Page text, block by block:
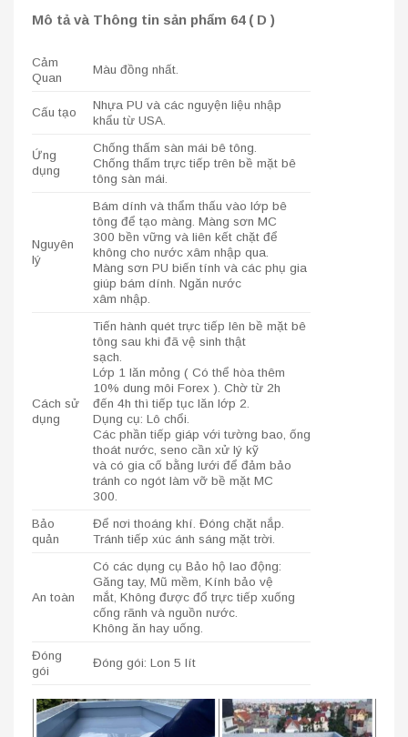
Mô tả và Thông tin sản phẩm 64 ( D )
Cảm
Quan
Màu đồng nhất.
Cấu tạo
Nhựa PU và các nguyện liệu nhập
khẩu từ USA.
Ứng
dụng
Chống thấm sàn mái bê tông.
Chống thấm trực tiếp trên bề mặt bê
tông sàn mái.
Nguyên
lý
Bám dính và thẩm thấu vào lớp bê
tông để tạo màng. Màng sơn MC
300 bền vững và liên kết chặt để
không cho nước xâm nhập qua.
Màng sơn PU biến tính và các phụ gia
giúp bám dính. Ngăn nước
xâm nhập.
Cách sử
dụng
Tiến hành quét trực tiếp lên bề mặt bê
tông sau khi đã vệ sinh thật
sạch.
Lớp 1 lăn mỏng ( Có thể hòa thêm
10% dung môi Forex ). Chờ từ 2h
đến 4h thì tiếp tục lăn lớp 2.
Dụng cụ: Lô chổi.
Các phần tiếp giáp với tường bao, ống
thoát nước, seno cần xử lý kỹ
và có gia cố bằng lưới để đảm bảo
tránh co ngót làm vỡ bề mặt MC
300.
Bảo
quản
Để nơi thoáng khí. Đóng chặt nắp.
Tránh tiếp xúc ánh sáng mặt trời.
An toàn
Có các dụng cụ Bảo hộ lao động:
Găng tay, Mũ mềm, Kính bảo vệ
mắt, Không được đổ trực tiếp xuống
cống rãnh và nguồn nước.
Không ăn hay uống.
Đóng
gói
Đóng gói: Lon 5 lít